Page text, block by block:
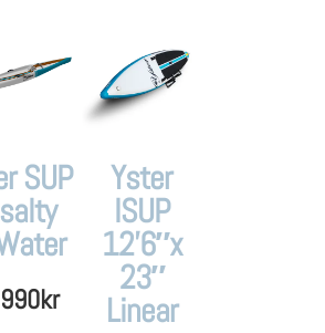
SUP
kr
Yster
ISUP
12’6″x
23″
Linear